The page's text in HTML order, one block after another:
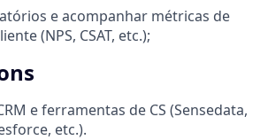
e acompanhar métricas de
(NPS, CSAT, etc.);
e ferramentas de CS (Sensedata,
etc.).